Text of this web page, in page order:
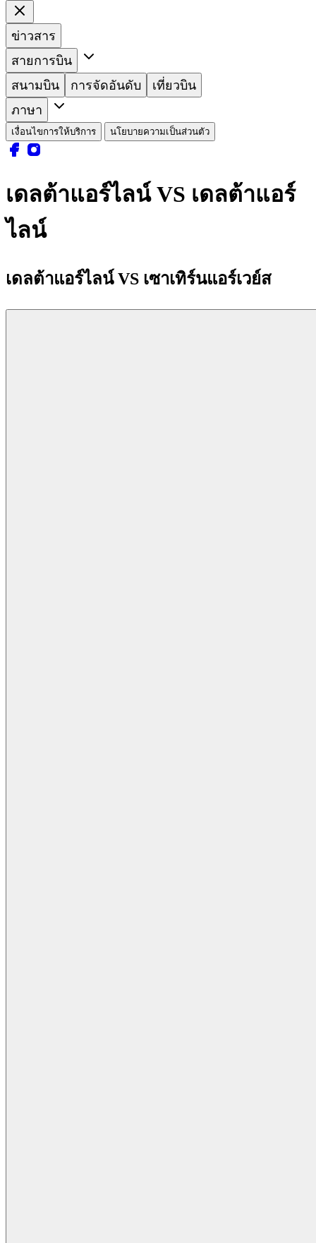
ข่าวสาร
สายการบิน
สนามบิน
การจัดอันดับ
เที่ยวบิน
ภาษา
เงื่อนไขการให้บริการ นโยบายความเป็นส่วนตัว
เดลต้าแอร์ไลน์ VS เดลต้าแอร์
ไลน์
เดลต้าแอร์ไลน์ VS เซาเทิร์นแอร์เวย์ส